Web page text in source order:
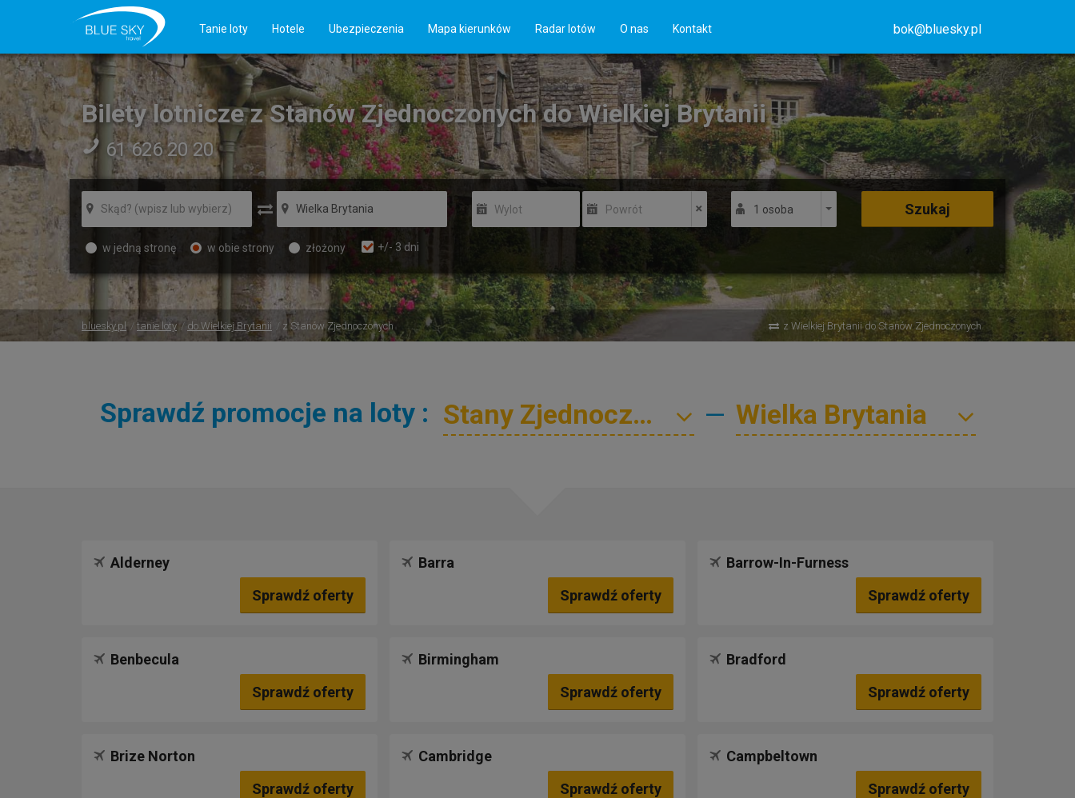
Tanie loty Hotele Ubezpieczenia Mapa kierunków Radar lotów O nas Kontakt bok@bluesky.pl
Bilety lotnicze z Stanów Zjednoczonych do Wielkiej Brytanii
61 626 20 20
Wylot Powrót 1 osoba
w jedną stronę w obie strony złożony +/- 3 dni
Szukaj
bluesky.pl tanie loty do Wielkiej Brytanii z Stanów Zjednoczonych z Wielkiej Brytanii do Stanów Zjednoczonych
Sprawdź promocje na loty : —
Alderney
Sprawdź oferty
Barra
Sprawdź oferty
Barrow-In-Furness
Sprawdź oferty
Benbecula
Sprawdź oferty
Birmingham
Sprawdź oferty
Bradford
Sprawdź oferty
Brize Norton
Sprawdź oferty
Cambridge
Sprawdź oferty
Campbeltown
Sprawdź oferty